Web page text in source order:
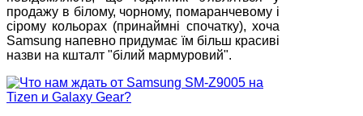
продажу в білому, чорному, помаранчевому і
сірому кольорах (принаймні спочатку), хоча
Samsung напевно придумає їм більш красиві
назви на кшталт "білий мармуровий".